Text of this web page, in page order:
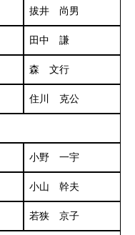
拔井 尚男
田中 謙
森 文行
住川 克公
小野 一宇
小山 幹夫
若狭 京子